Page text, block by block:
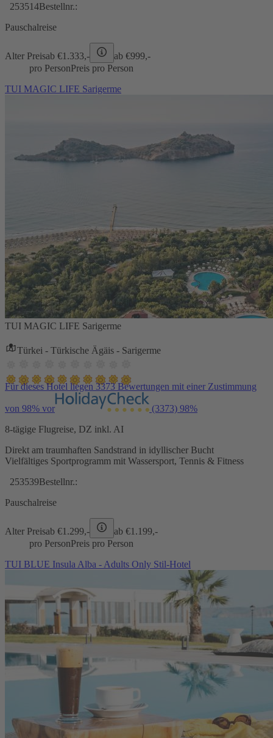
253514Bestellnr.:
Pauschalreise
Alter Preisab €1.333,- ab €999,-
pro PersonPreis pro Person
TUI MAGIC LIFE Sarigerme
TUI MAGIC LIFE Sarigerme
Türkei - Türkische Ägäis - Sarigerme
Für dieses Hotel liegen 3373 Bewertungen mit einer Zustimmung
von 98% vor (3373) 98%
8-tägige Flugreise, DZ inkl. AI
Direkt am traumhaften Sandstrand in idyllischer Bucht
Vielfältiges Sportprogramm mit Wassersport, Tennis & Fitness
253539Bestellnr.:
Pauschalreise
Alter Preisab €1.299,- ab €1.199,-
pro PersonPreis pro Person
TUI BLUE Insula Alba - Adults Only Stil-Hotel